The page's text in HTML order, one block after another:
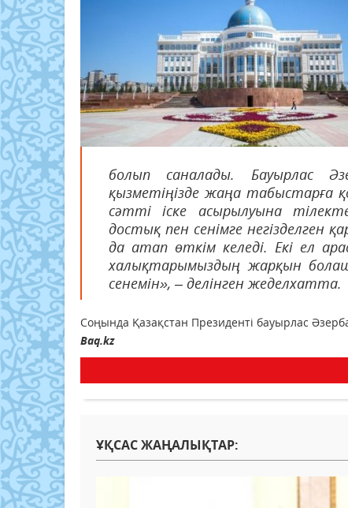
болып саналады. Бауырлас
қызметіңізде жаңа табыстарға
сәтті іске асырылуына
достық пен сенімге негізделген
да атап өткім келеді. Екі ел
халықтарымыздың жарқын
сенемін», – делінген жеделхатта.
Соңында Қазақстан Президенті бауырлас
Baq.kz
ҰҚСАС ЖАҢАЛЫҚТАР: